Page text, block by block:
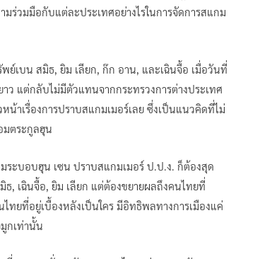
ร่วมมือกับแต่ละประเทศอย่างไรในการจัดการสแกม
ย์เบน สมิธ, ยิม เลียก, ก๊ก อาน, และเฉินจื้อ เมื่อวันที่
ว แต่กลับไม่มีตัวแทนจากกระทรวงการต่างประเทศ
น้าเรื่องการปราบสแกมเมอร์เลย ซึ่งเป็นแนวคิดที่ไม่
มตระกูลฮุน
ระบอบฮุน เซน ปราบสแกมเมอร์ ป.ป.ง. ก็ต้องสุด
, เฉินจื้อ, ยิม เลียก แต่ต้องขยายผลถึงคนไทยที่
ทยที่อยู่เบื้องหลังเป็นใคร มีอิทธิพลทางการเมืองแค่
กเท่านั้น